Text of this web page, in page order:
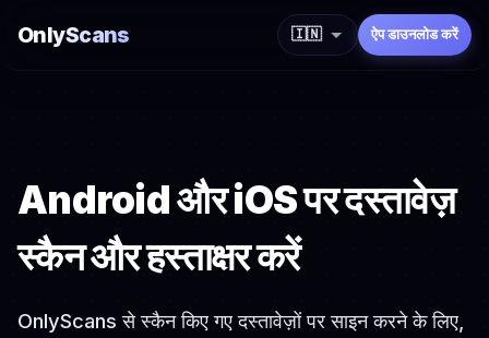
OnlyScans 🇮🇳 ऐप डाउनलोड करें
Android और iOS पर दस्तावेज़
स्कैन और हस्ताक्षर करें
OnlyScans से स्कैन किए गए दस्तावेज़ों पर साइन करने के लिए,